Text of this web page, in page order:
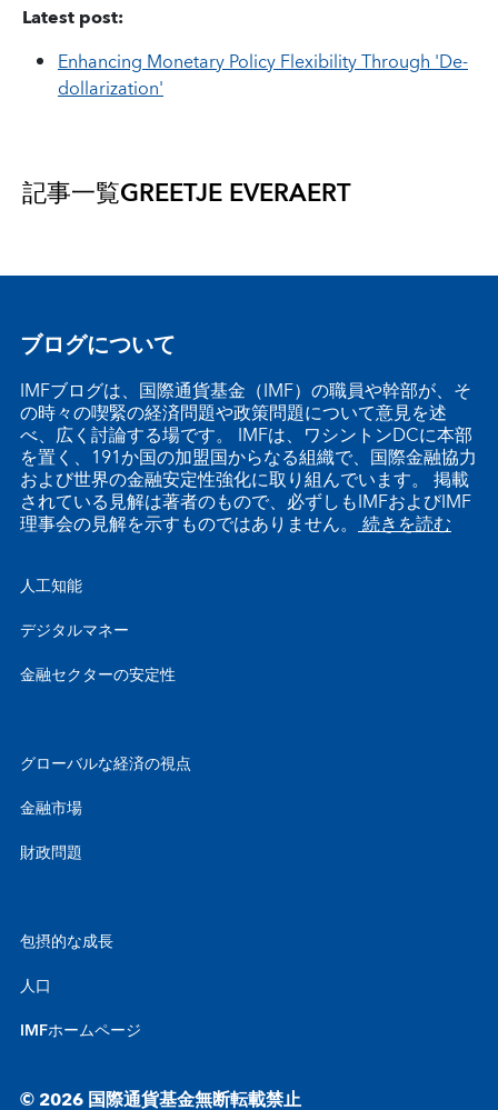
Latest post:
Enhancing Monetary Policy Flexibility Through 'De-
dollarization'
記事一覧GREETJE EVERAERT
ブログについて
IMFブログは、国際通貨基金（IMF）の職員や幹部が、そ
の時々の喫緊の経済問題や政策問題について意見を述
べ、広く討論する場です。 IMFは、ワシントンDCに本部
を置く、191か国の加盟国からなる組織で、国際金融協力
および世界の金融安定性強化に取り組んでいます。 掲載
されている見解は著者のもので、必ずしもIMFおよびIMF
理事会の見解を示すものではありません。 続きを読む
人工知能
デジタルマネー
金融セクターの安定性
グローバルな経済の視点
金融市場
財政問題
包摂的な成長
人口
IMFホームページ
© 2026 国際通貨基金無断転載禁止